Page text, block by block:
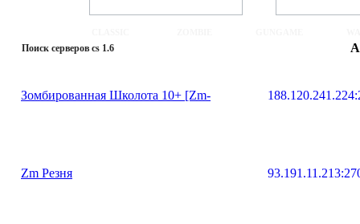
Поиск серверов cs 1.6
Зомбированная Школота 10+ [Zm-
Zm Резня